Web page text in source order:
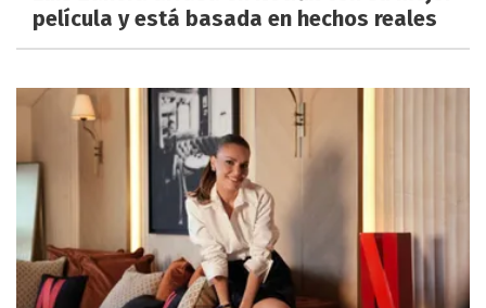
película y está basada en hechos reales